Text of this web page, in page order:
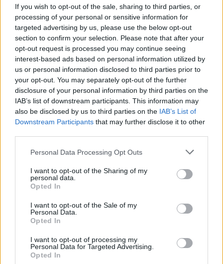
If you wish to opt-out of the sale, sharing to third parties, or
processing of your personal or sensitive information for
targeted advertising by us, please use the below opt-out
section to confirm your selection. Please note that after your
opt-out request is processed you may continue seeing
interest-based ads based on personal information utilized by
us or personal information disclosed to third parties prior to
your opt-out. You may separately opt-out of the further
disclosure of your personal information by third parties on the
IAB’s list of downstream participants. This information may
also be disclosed by us to third parties on the IAB’s List of
Downstream Participants that may further disclose it to other
Personal Data Processing Opt Outs
I want to opt-out of the Sharing of my
personal data.
Opted In
I want to opt-out of the Sale of my
Personal Data.
Opted In
I want to opt-out of processing my
Personal Data for Targeted Advertising.
Opted In
ilmiosichiamaMrSimpatia
Agli uomini non piacciono
le mummie ( scusate la battuta infelice )
2 Novembre 2019 alle ore 13:51
·Ti stimo ·Rispondi
citrullina85 :Non è necessario essere Premi Nobel
per essere intelligenti
2 Novembre 2019 alle ore 13:57
·Ti stimo·Rispondi
·Ti stimo·Rispondi
solo questione di studio, per fortuna
2 Novembre 2019 alle ore 14:01
·Ti stimo·Rispondi
lallo101: